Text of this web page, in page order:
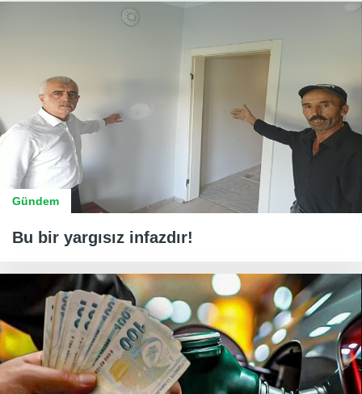
Gündem
Bu bir yargısız infazdır!